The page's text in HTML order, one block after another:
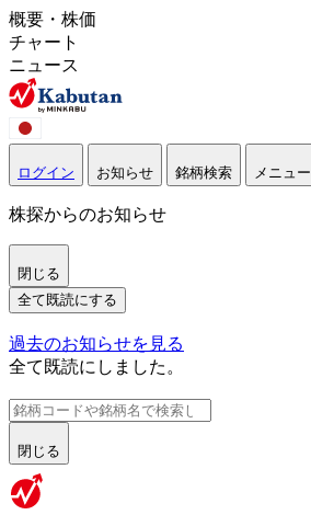
概要・株価
チャート
ニュース
ログイン お知らせ 銘柄検索 メニュー
株探からのお知らせ
閉じる
全て既読にする
過去のお知らせを見る
全て既読にしました。
閉じる